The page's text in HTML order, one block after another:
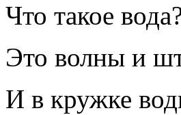
Что такое
Это волны и
И в кружке